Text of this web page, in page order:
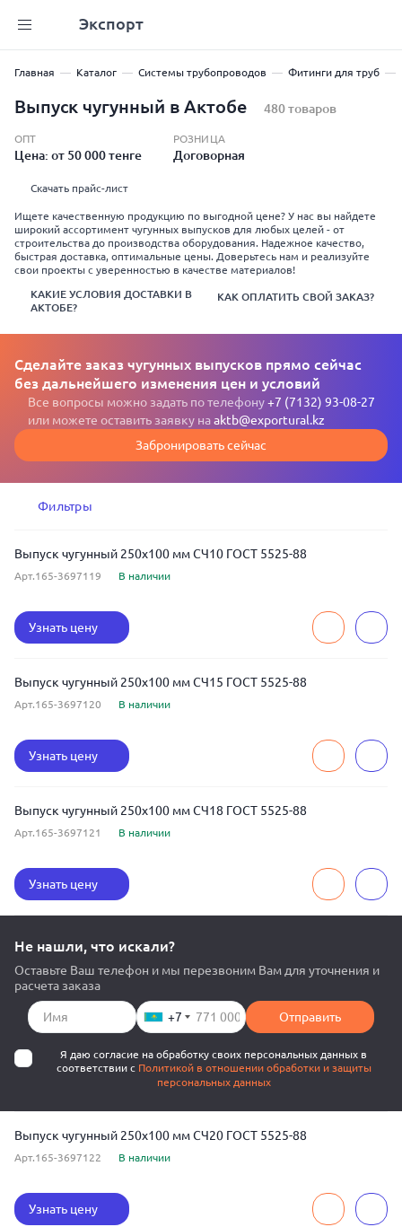
Экспорт
Главная Каталог Системы трубопроводов Фитинги для труб
Выпуск чугунный в Актобе 480 товаров
ОПТ
Цена: от 50 000 тенге
РОЗНИЦА
Договорная
Скачать прайс-лист
Ищете качественную продукцию по выгодной цене? У нас вы найдете
широкий ассортимент чугунных выпусков для любых целей - от
строительства до производства оборудования. Надежное качество,
быстрая доставка, оптимальные цены. Доверьтесь нам и реализуйте
свои проекты с уверенностью в качестве материалов!
КАКИЕ УСЛОВИЯ ДОСТАВКИ В
АКТОБЕ?
КАК ОПЛАТИТЬ СВОЙ ЗАКАЗ?
Сделайте заказ чугунных выпусков прямо сейчас
без дальнейшего изменения цен и условий
Все вопросы можно задать по телефону+7 (7132) 93-08-27
или можете оставить заявку наaktb@exportural.kz
Забронировать сейчас
Фильтры
Выпуск чугунный 250x100 мм СЧ10 ГОСТ 5525-88
Арт.165-3697119 В наличии
Узнать цену
Выпуск чугунный 250x100 мм СЧ15 ГОСТ 5525-88
Арт.165-3697120 В наличии
Узнать цену
Выпуск чугунный 250x100 мм СЧ18 ГОСТ 5525-88
Арт.165-3697121 В наличии
Узнать цену
Не нашли, что искали?
Оставьте Ваш телефон и мы перезвоним Вам для уточнения и
расчета заказа
+7 Отправить
Я даю согласие на обработку своих персональных данных в
соответствии с Политикой в отношении обработки и защиты
персональных данных
Выпуск чугунный 250x100 мм СЧ20 ГОСТ 5525-88
Арт.165-3697122 В наличии
Узнать цену